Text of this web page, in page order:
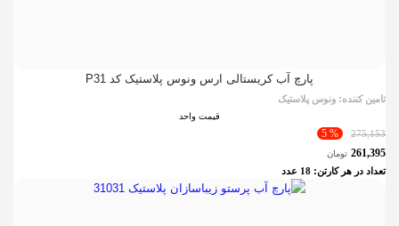
پارچ آب کریستالی ارس ونوس پلاستیک کد P31
تامین کننده: ونوس پلاستیک
قیمت واحد
275,153
% 5
261,395 تومان
تعداد در هر کارتن: 18 عدد